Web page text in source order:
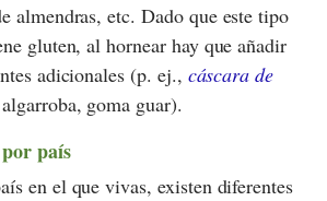
almendras, etc. Dado que este tipo
gluten, al hornear hay que añadir
adicionales (p. ej., cáscara de
goma guar).
país
en el que vivas, existen diferentes